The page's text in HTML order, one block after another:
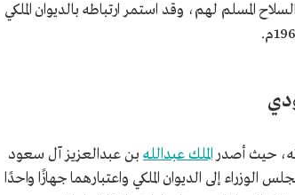
المسلم لهم، وقد استمر ارتباطه بالديوان الملكي
حيث أصدر الملك عبدالله بن عبدالعزيز آل سعود
ديوان رئاسة مجلس الوزراء إلى الديوان الملكي واعتبارهما جهازًا واحدًا